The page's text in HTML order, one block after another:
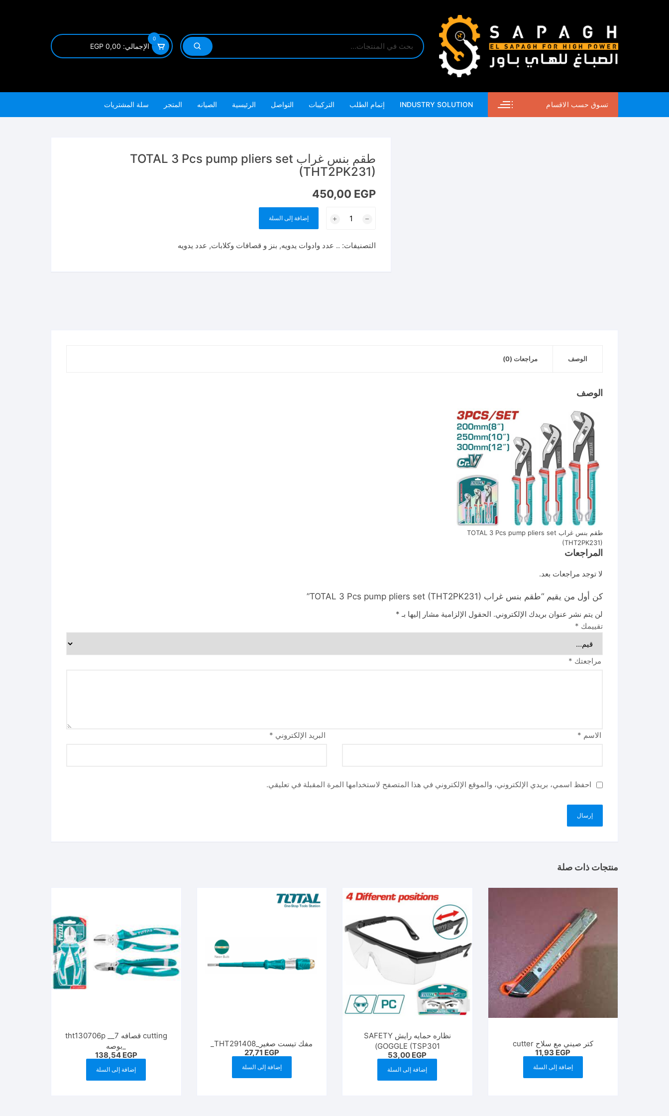
0
الإجمالي: 0,00
EGP
تسوق حسب الاقسام INDUSTRY SOLUTION إتمام الطلب التركيبات التواصل الرئيسية الصيانه المتجر سلة المشتريات
طقم بنس غراب TOTAL 3 Pcs pump pliers set
(THT2PK231)
450,00 EGP
غراب
إضافة إلى السلة
التصنيفات: .. عدد وادوات يدويه, بنز و قصافات وكلابات, عدد يدويه
الوصف مراجعات (0)
الوصف
طقم بنس غراب TOTAL 3 Pcs pump pliers set
(THT2PK231)
المراجعات
لا توجد مراجعات بعد.
كن أول من يقيم “طقم بنس غراب TOTAL 3 Pcs pump pliers set (THT2PK231)”
لن يتم نشر عنوان بريدك الإلكتروني. الحقول الإلزامية مشار إليها بـ *
تقييمك *
مراجعتك *
الاسم * البريد الإلكتروني *
احفظ اسمي، بريدي الإلكتروني، والموقع الإلكتروني في هذا المتصفح لاستخدامها المرة المقبلة في تعليقي.
منتجات ذات صلة
كتر صيني مع سلاح cutter
11,93 EGP
إضافة إلى السلة
نظاره حمايه رايش SAFETY
GOGGLE (TSP301)
53,00 EGP
إضافة إلى السلة
مفك تيست صغير_THT291408_
27,71 EGP
إضافة إلى السلة
cutting قصافه tht130706p __7
_بوصه
138,54 EGP
إضافة إلى السلة